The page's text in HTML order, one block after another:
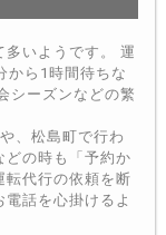
いようです。 運
から1時間待ちな
シーズンなどの繁
、松島町で行わ
どの時も「予約か
転代行の依頼を断
話を心掛けるよ